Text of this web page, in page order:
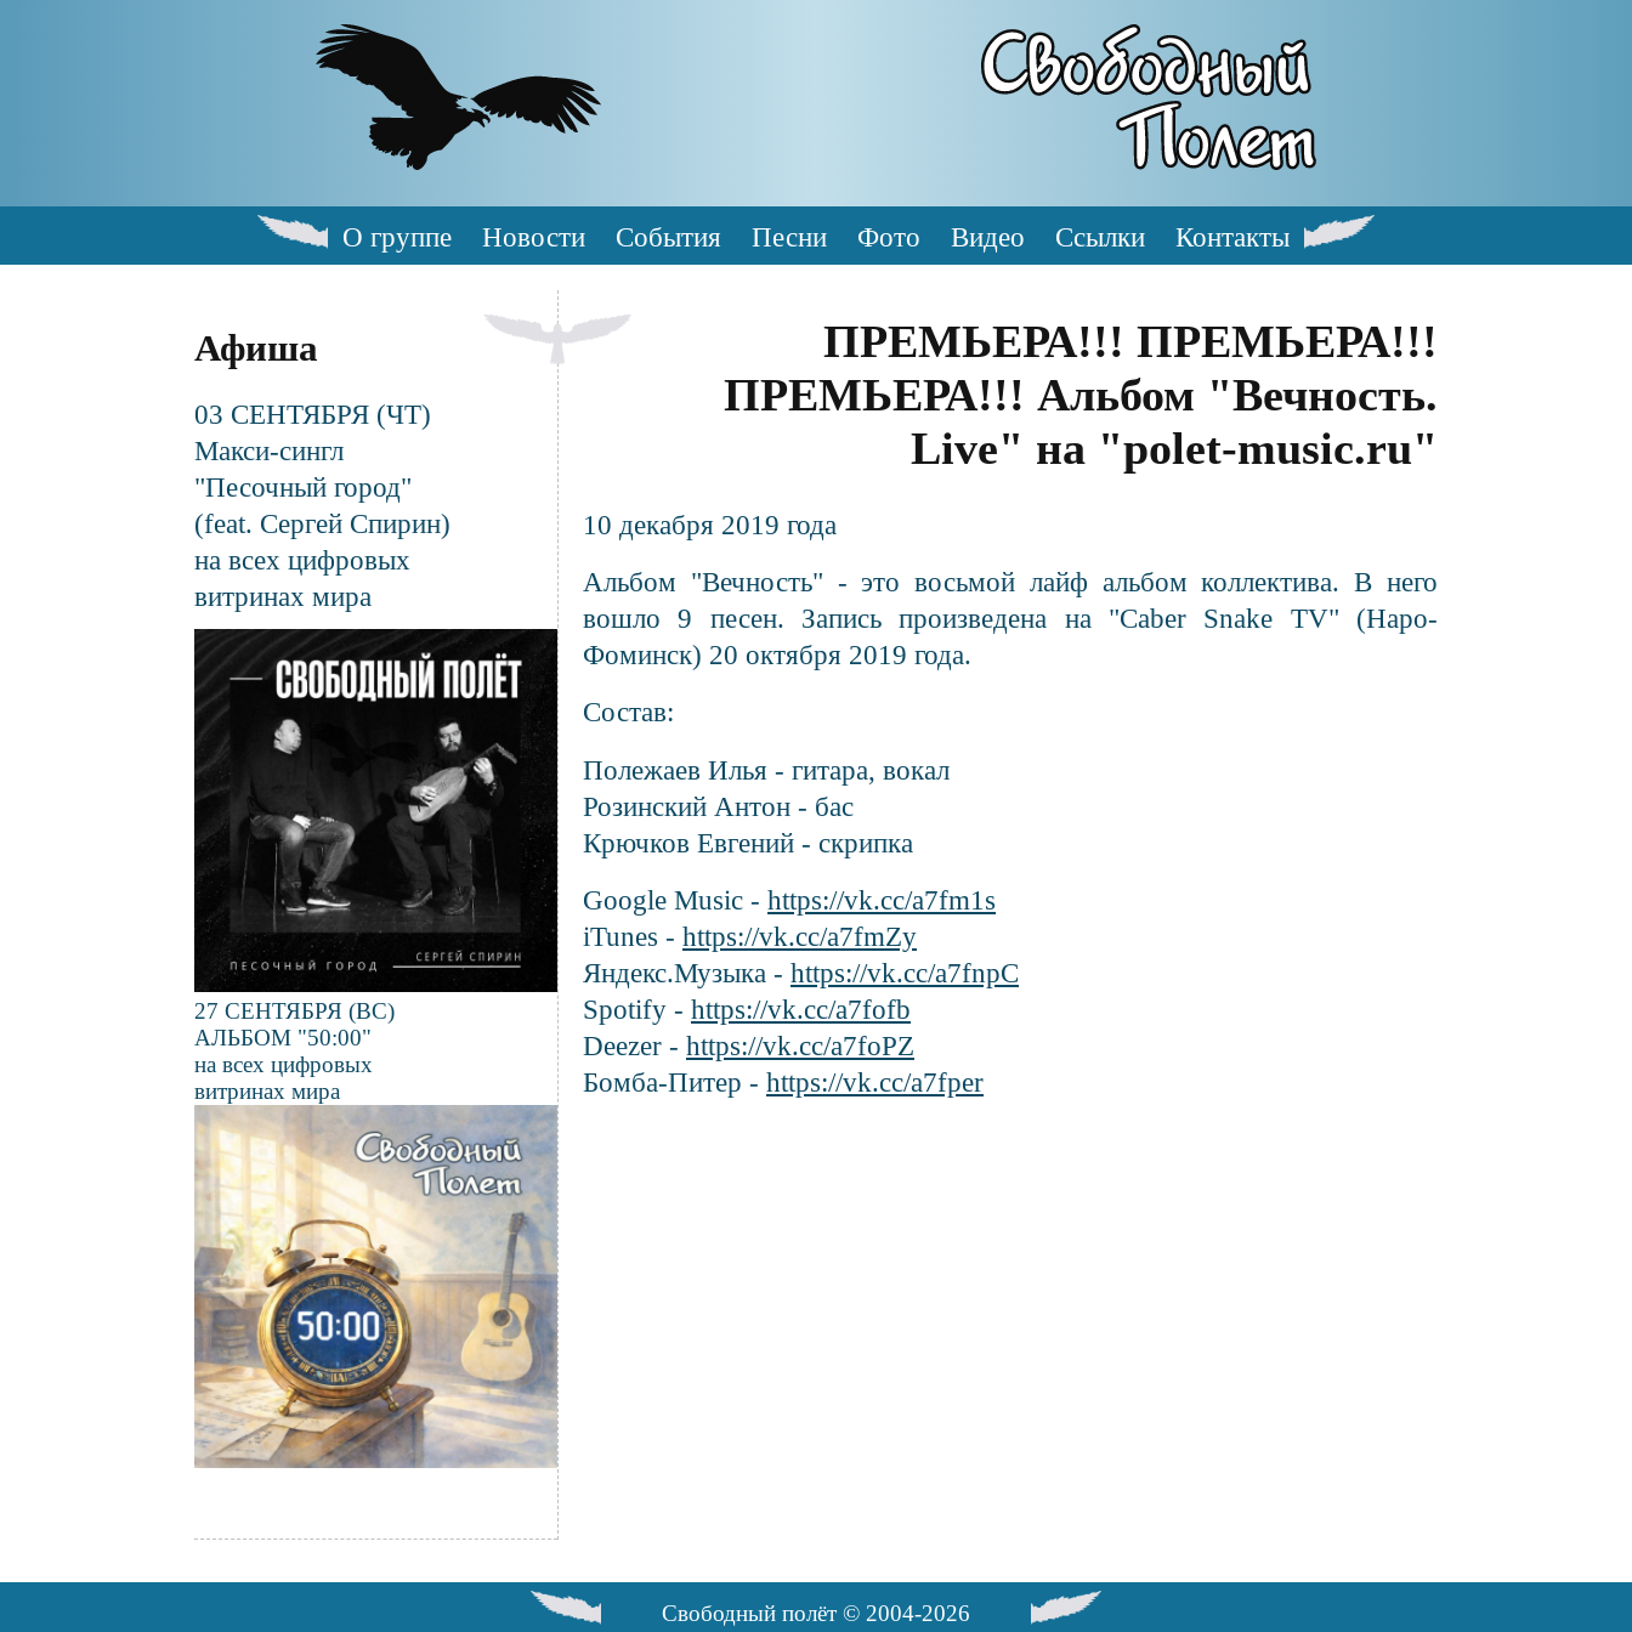
Main
О группе Новости События Песни Фото Видео Ссылки Контакты
Афиша
03 СЕНТЯБРЯ (ЧТ)
Макси-сингл
"Песочный город"
(feat. Сергей Спирин)
на всех цифровых
витринах мира
Файл
изображения
27 СЕНТЯБРЯ (ВС)
АЛЬБОМ "50:00"
на всех цифровых
витринах мира
Файл
изображения
ПРЕМЬЕРА!!! ПРЕМЬЕРА!!!
ПРЕМЬЕРА!!! Альбом "Вечность.
Live" на "polet-music.ru"
Текст
новости
10 декабря 2019 года
Альбом "Вечность" - это восьмой лайф альбом коллектива. В него
вошло 9 песен. Запись произведена на "Caber Snake TV" (Наро-
Фоминск) 20 октября 2019 года.
Состав:
Полежаев Илья - гитара, вокал
Розинский Антон - бас
Крючков Евгений - скрипка
Google Music - https://vk.cc/a7fm1s
iTunes - https://vk.cc/a7fmZy
Яндекс.Музыка - https://vk.cc/a7fnpC
Spotify - https://vk.cc/a7fofb
Deezer - https://vk.cc/a7foPZ
Бомба-Питер - https://vk.cc/a7fper
Свободный полёт © 2004-2026